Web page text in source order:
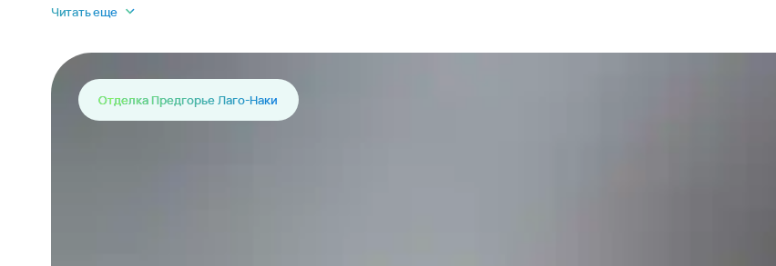
Читать еще
Отделка Предгорье Лаго-Наки